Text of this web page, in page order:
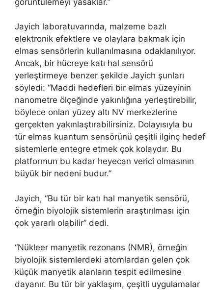
Jayich laboratuvarında, malzeme bazlı
elektronik efektlere ve olaylara bakmak için
elmas sensörlerin kullanılmasına odaklanılıyor.
Ancak, bir hücreye katı hal sensörü
yerleştirmeye benzer şekilde Jayich şunları
söyledi: “Maddi hedefleri bir elmas yüzeyinin
nanometre ölçeğinde yakınlığına yerleştirebilir,
böylece onları yüzey altı NV merkezlerine
gerçekten yakınlaştırabilirsiniz. Dolayısıyla bu
tür elmas kuantum sensörünü çeşitli ilginç hedef
sistemlerle entegre etmek çok kolaydır. Bu
platformun bu kadar heyecan verici olmasının
büyük bir nedeni budur.”
Jayich, “Bu tür bir katı hal manyetik sensörü,
örneğin biyolojik sistemlerin araştırılması için
çok yararlı olabilir” dedi.
“Nükleer manyetik rezonans (NMR), örneğin
biyolojik sistemlerdeki atomlardan gelen çok
küçük manyetik alanların tespit edilmesine
dayanır. Bu tür bir yaklaşım, çeşitli uygulamalar